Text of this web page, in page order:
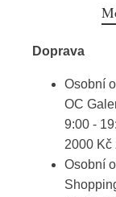
Doprava
Osobní
OC
9:00 -
2000 Kč
Osobní